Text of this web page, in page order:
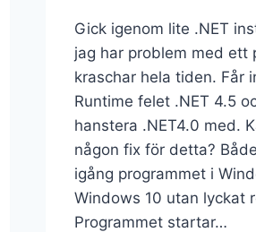
Gick igenom lite .NET
jag har problem med ett
kraschar hela tiden. Får
Runtime felet .NET 4.5
hanstera .NET4.0 med.
någon fix för detta?
igång programmet i
Windows 10 utan lyckat
Programmet startar…